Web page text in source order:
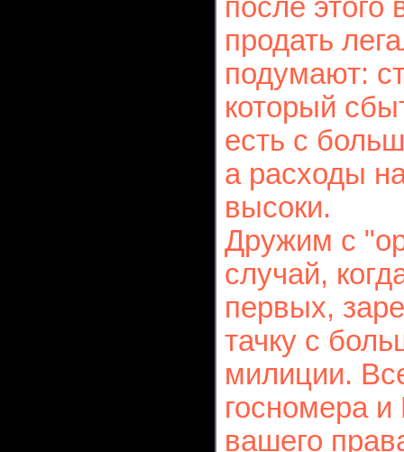
после этого
продать
подумают:
который
есть с
а расходы
высоки.
Дружим с
случай,
первых,
тачку с
милиции.
госномера
вашего